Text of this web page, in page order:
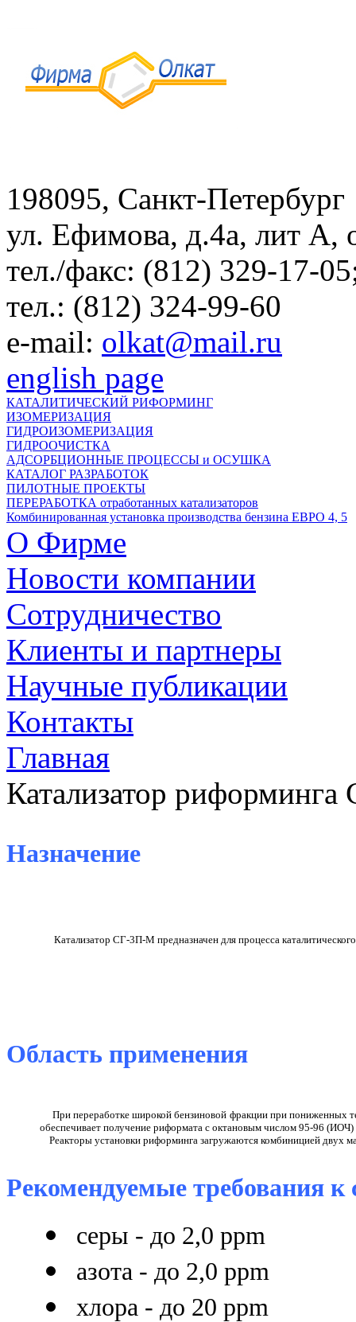
198095, Санкт-Петербург
ул. Ефимова, д.4а, лит А,
тел./факс: (812) 329-17-
тел.: (812) 324-99-60
e-mail: olkat@mail.ru
english page
КАТАЛИТИЧЕСКИЙ РИФОРМИНГ
ИЗОМЕРИЗАЦИЯ
ГИДРОИЗОМЕРИЗАЦИЯ
ГИДРООЧИСТКА
АДСОРБЦИОННЫЕ ПРОЦЕССЫ и ОСУШКА
КАТАЛОГ РАЗРАБОТОК
ПИЛОТНЫЕ ПРОЕКТЫ
ПЕРЕРАБОТКА отработанных катализаторов
Комбинированная установка производства бензина ЕВРО 4, 5
О Фирме
Новости компании
Сотрудничество
Клиенты и партнеры
Научные публикации
Контакты
Главная
Катализатор
Назначение
Катализатор СГ-3П-М предназначен для процесса
Область применения
При переработке широкой бензиновой фракции при пониженных
обеспечивает получение риформата с октановым числом 95-96
Реакторы установки риформинга загружаются комбиницией
Рекомендуемые требования
серы - до 2,0 ррm
азота - до 2,0 ррm
хлора - до 20 ррm